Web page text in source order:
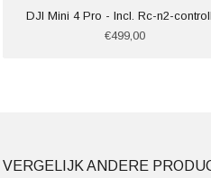
DJI Mini 4 Pro - Incl. Rc-n2-
€499,00
VERGELIJK ANDERE